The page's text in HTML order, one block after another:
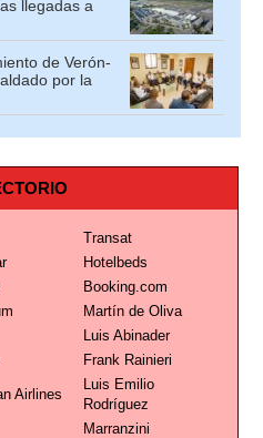
llegadas a
de Verón-
por la
Transat
Hotelbeds
Booking.com
Martín de Oliva
Luis Abinader
Frank Rainieri
Airlines
Luis Emilio
Rodríguez
Marranzini